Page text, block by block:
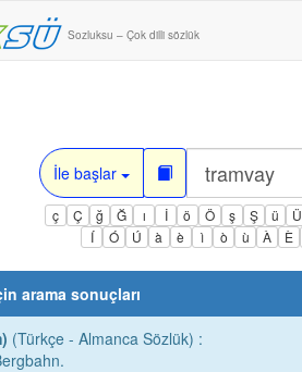
Sozluksu – Çok dilli sözlük
İle başlar
ç Ç ğ Ğ ı İ ö Ö ş Ş ü Ü
Í
Ó Ú à è ì ò ù À È
arama sonuçları
(Türkçe - Almanca Sözlük) :